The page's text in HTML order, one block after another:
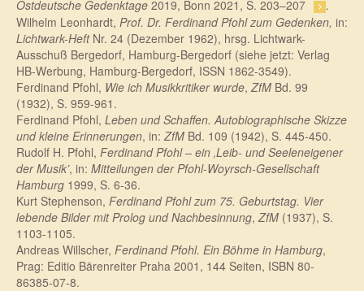
Ostdeutsche Gedenktage 2019, Bonn 2021, S. 203–207
.
Wilhelm Leonhardt, Prof. Dr. Ferdinand Pfohl zum Gedenken, in:
Lichtwark-HeftNr. 24 (Dezember 1962), hrsg. Lichtwark-
Ausschuß Bergedorf, Hamburg-Bergedorf (siehe jetzt: Verlag
HB-Werbung, Hamburg-Bergedorf, ISSN 1862-3549).
Ferdinand Pfohl, Wie ich Musikkritiker wurde, ZfM Bd. 99
(1932), S. 959-961.
Ferdinand Pfohl, Leben und Schaffen. Autobiographische Skizze
und kleine Erinnerungen, in: ZfM Bd. 109 (1942), S. 445-450.
Rudolf H. Pfohl, Ferdinand Pfohl – ein ‚Leib- und Seeleneigener
der Musik’, in: Mitteilungen der Pfohl-Woyrsch-Gesellschaft
Hamburg 1999, S. 6-36.
Kurt Stephenson, Ferdinand Pfohl zum 75. Geburtstag. Vier
lebende Bilder mit Prolog und Nachbesinnung, ZfM (1937), S.
1103-1105.
Andreas Willscher, Ferdinand Pfohl. Ein Böhme in Hamburg,
Prag: Editio Bärenreiter Praha 2001, 144 Seiten, ISBN 80-
86385-07-8.